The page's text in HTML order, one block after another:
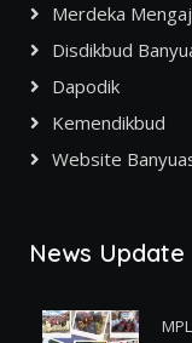
Merdeka
Disdikbud
Dapodik
Kemendikbud
Website
News Update